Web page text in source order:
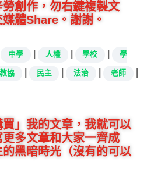
創作，勿右鍵複製文
體Share。謝謝。
中學 人權 學校 學
教協 民主 法治 老師
」我的文章，我就可以
多文章和大家一齊成
黑暗時光（沒有的可以